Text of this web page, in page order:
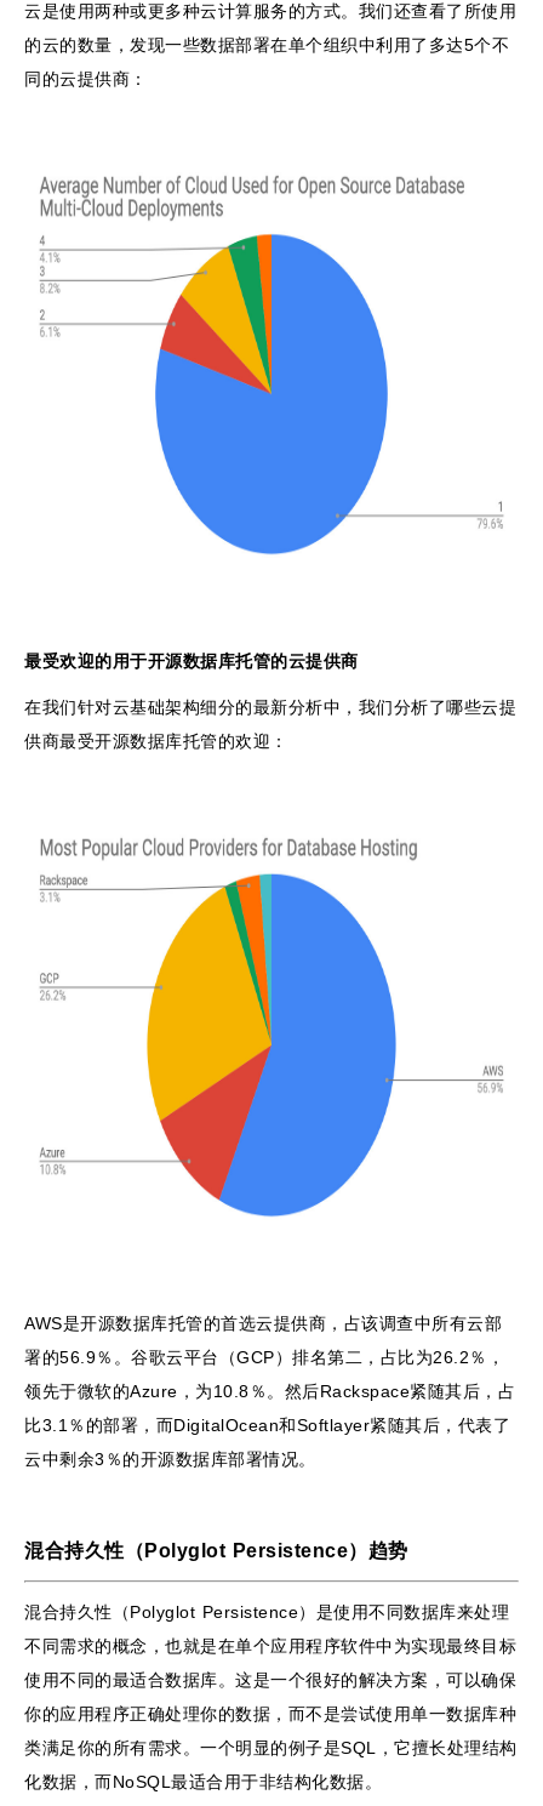
云是使用两种或更多种云计算服务的方式。我们还查看了所使用
的云的数量，发现一些数据部署在单个组织中利用了多达5个不
同的云提供商：
最受欢迎的用于开源数据库托管的云提供商
在我们针对云基础架构细分的最新分析中，我们分析了哪些云提
供商最受开源数据库托管的欢迎：
AWS是开源数据库托管的首选云提供商，占该调查中所有云部
署的56.9％。谷歌云平台（GCP）排名第二，占比为26.2％，
领先于微软的Azure，为10.8％。然后Rackspace紧随其后，占
比3.1％的部署，而DigitalOcean和Softlayer紧随其后，代表了
云中剩余3％的开源数据库部署情况。
混合持久性（Polyglot Persistence）趋势
混合持久性（Polyglot Persistence）是使用不同数据库来处理
不同需求的概念，也就是在单个应用程序软件中为实现最终目标
使用不同的最适合数据库。这是一个很好的解决方案，可以确保
你的应用程序正确处理你的数据，而不是尝试使用单一数据库种
类满足你的所有需求。一个明显的例子是SQL，它擅长处理结构
化数据，而NoSQL最适合用于非结构化数据。